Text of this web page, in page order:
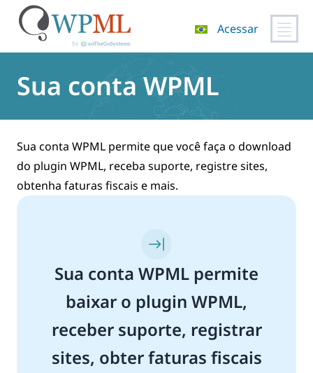
para
Acessar
Sua conta WPML
Sua conta WPML permite que você faça o download
do plugin WPML, receba suporte, registre sites,
obtenha faturas fiscais e mais.
Sua conta WPML permite
baixar o plugin WPML,
receber suporte, registrar
sites, obter faturas fiscais